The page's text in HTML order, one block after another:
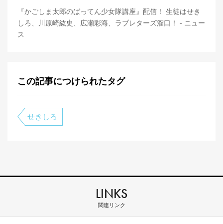
『かごしま太郎のばってん少女隊講座』配信！ 生徒はせき
しろ、川原崎紘史、広瀬彩海、ラブレターズ溜口！ - ニュー
ス
この記事につけられたタグ
せきしろ
LINKS
関連リンク